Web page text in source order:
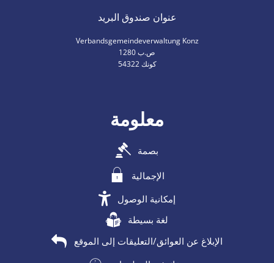
عنوان صندوق البريد
Verbandsgemeindeverwaltung Konz
ص.ب 1280
54322 كونك
معلومة
بصمة
الإجمالية
إمكانية الوصول
لغة بسيطة
الإبلاغ عن العوائق/التعليقات إلى الموقع